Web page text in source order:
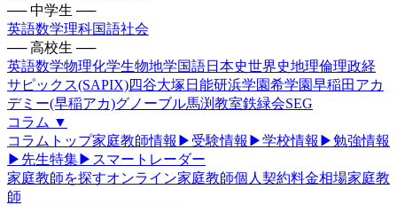
── 中学生 ──
英語数学理科国語社会
── 高校生 ──
英語数学物理化学生物地学国語日本史世界史地理倫理政経
サピックス(SAPIX)四谷大塚 日能研浜学園希学園早稲田アカ
デミー(早稲アカ)グノーブル馬渕教室鉄緑会SEG
コラム ▼
コラムトップ家庭教師情報 ▶ 受験情報 ▶学校情報 ▶勉強情報
▶ 先生特集▶ スマートレーダー
家庭教師を探すオンライン家庭教師個人契約料金相場家庭教
師